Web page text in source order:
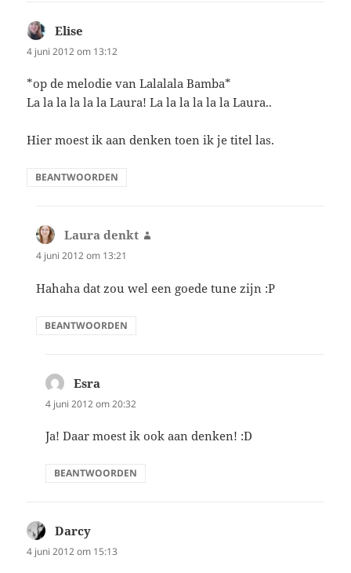
Elise
4 juni 2012 om 13:12
*op de melodie van Lalalala Bamba*
La la la la la la Laura! La la la la la la Laura..
Hier moest ik aan denken toen ik je titel las.
BEANTWOORDEN
Laura denkt
4 juni 2012 om 13:21
Hahaha dat zou wel een goede tune zijn :P
BEANTWOORDEN
Esra
4 juni 2012 om 20:32
Ja! Daar moest ik ook aan denken! :D
BEANTWOORDEN
Darcy
4 juni 2012 om 15:13